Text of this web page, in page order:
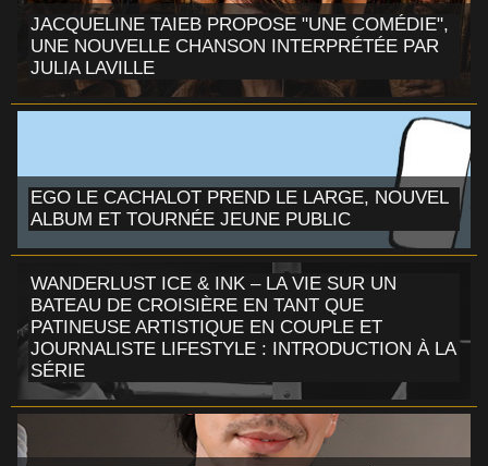
JACQUELINE TAIEB PROPOSE "UNE COMÉDIE",
UNE NOUVELLE CHANSON INTERPRÉTÉE PAR
JULIA LAVILLE
EGO LE CACHALOT PREND LE LARGE, NOUVEL
ALBUM ET TOURNÉE JEUNE PUBLIC
WANDERLUST ICE & INK – LA VIE SUR UN
BATEAU DE CROISIÈRE EN TANT QUE
PATINEUSE ARTISTIQUE EN COUPLE ET
JOURNALISTE LIFESTYLE : INTRODUCTION À LA
SÉRIE